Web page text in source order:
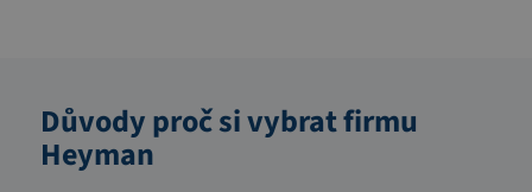
Důvody proč si vybrat firmu
Heyman